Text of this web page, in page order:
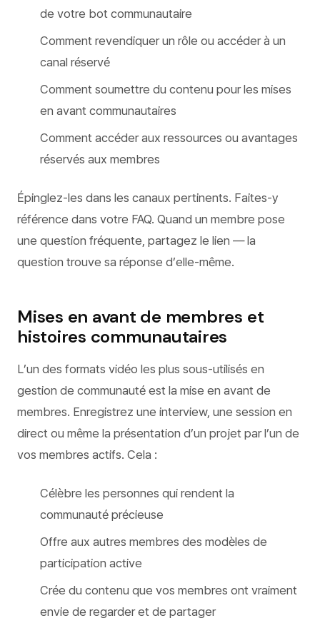
de votre bot communautaire
Comment revendiquer un rôle ou accéder à un
canal réservé
Comment soumettre du contenu pour les mises
en avant communautaires
Comment accéder aux ressources ou avantages
réservés aux membres
Épinglez-les dans les canaux pertinents. Faites-y
référence dans votre FAQ. Quand un membre pose
une question fréquente, partagez le lien — la
question trouve sa réponse d’elle-même.
Mises en avant de membres et
histoires communautaires
L’un des formats vidéo les plus sous-utilisés en
gestion de communauté est la mise en avant de
membres. Enregistrez une interview, une session en
direct ou même la présentation d’un projet par l’un de
vos membres actifs. Cela :
Célèbre les personnes qui rendent la
communauté précieuse
Offre aux autres membres des modèles de
participation active
Crée du contenu que vos membres ont vraiment
envie de regarder et de partager